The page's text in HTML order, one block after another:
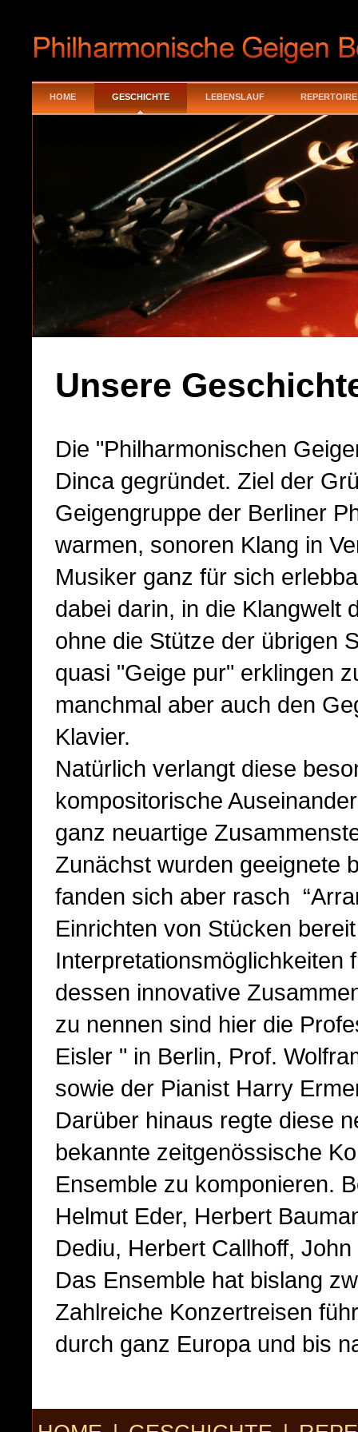
HOME GESCHICHTE LEBENSLAUF REPERTOIRE
Unsere
Die "Philharmonischen
Dinca gegründet. Ziel der
Geigengruppe der Berliner
warmen, sonoren Klang in
Musiker ganz für sich
dabei darin, in die Klangwelt
ohne die Stütze der übrigen
quasi "Geige pur" erklingen
manchmal aber auch den
Klavier.
Natürlich verlangt diese
kompositorische
ganz neuartige
Zunächst wurden geeignete
fanden sich aber rasch
Einrichten von Stücken
Interpretationsmöglichkeiten
dessen innovative
zu nennen sind hier die
Eisler " in Berlin, Prof.
sowie der Pianist Harry
Darüber hinaus regte diese
bekannte zeitgenössische
Ensemble zu komponieren.
Helmut Eder, Herbert
Dediu, Herbert Callhoff,
Das Ensemble hat bislang
Zahlreiche Konzertreisen
durch ganz Europa und bis